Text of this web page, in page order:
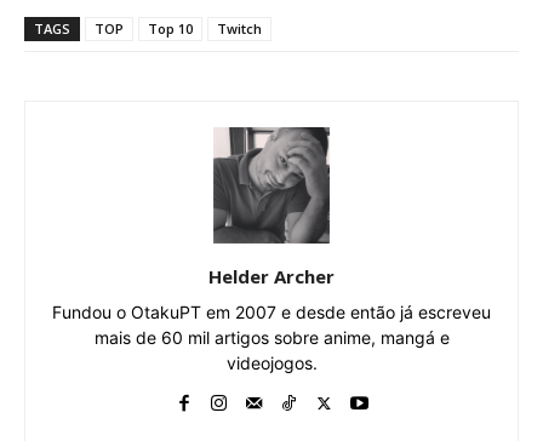
TAGS TOP Top 10 Twitch
Helder Archer
Fundou o OtakuPT em 2007 e desde então já escreveu
mais de 60 mil artigos sobre anime, mangá e
videojogos.